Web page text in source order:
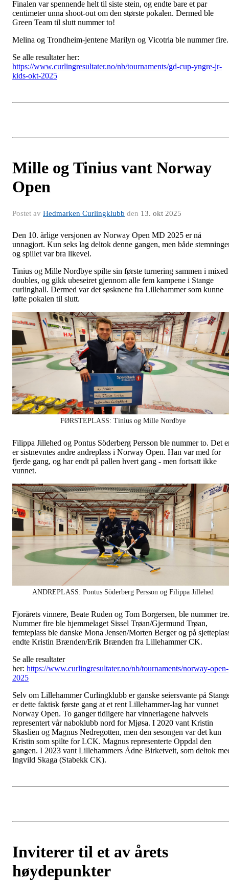
Finalen var spennende helt til siste stein, og endte bare et par
centimeter unna shoot-out om den største pokalen. Dermed ble
Green Team til slutt nummer to!
Melina og Trondheim-jentene Marilyn og Vicotria ble nummer fire.
Se alle resultater her:
https://www.curlingresultater.no/nb/tournaments/gd-cup-yngre-jr-
kids-okt-2025
Mille og Tinius vant Norway
Open
Postet av Hedmarken Curlingklubb den 13. okt 2025
Den 10. årlige versjonen av Norway Open MD 2025 er nå
unnagjort. Kun seks lag deltok denne gangen, men både
og spillet var bra likevel.
Tinius og Mille Nordbye spilte sin første turnering sammen i mixed
doubles, og gikk ubeseiret gjennom alle fem kampene i Stange
curlinghall. Dermed var det søsknene fra Lillehammer som kunne
løfte pokalen til slutt.
FØRSTEPLASS: Tinius og Mille Nordbye
Filippa Jillehed og Pontus Söderberg Persson ble nummer to. Det
er sistnevntes andre andreplass i Norway Open. Han var med for
fjerde gang, og har endt på pallen hvert gang - men fortsatt ikke
vunnet.
ANDREPLASS: Pontus Söderberg Persson og Filippa Jillehed
Fjorårets vinnere, Beate Ruden og Tom Borgersen, ble nummer tre.
Nummer fire ble hjemmelaget Sissel Trøan/Gjermund Trøan,
femteplass ble danske Mona Jensen/Morten Berger og på
endte Kristin Brænden/Erik Brænden fra Lillehammer CK.
Se alle resultater
her: https://www.curlingresultater.no/nb/tournaments/norway-open-
2025
Selv om Lillehammer Curlingklubb er ganske seiersvante på
er dette faktisk første gang at et rent Lillehammer-lag har vunnet
Norway Open. To ganger tidligere har vinnerlagene halvveis
representert vår naboklubb nord for Mjøsa. I 2020 vant Kristin
Skaslien og Magnus Nedregotten, men den sesongen var det kun
Kristin som spilte for LCK. Magnus representerte Oppdal den
gangen. I 2023 vant Lillehammers Ådne Birketveit, som deltok
Ingvild Skaga (Stabekk CK).
Inviterer til et av årets
høydepunkter